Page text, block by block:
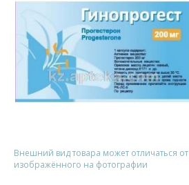
Внешний вид товара может отличаться от
изображённого на фотографии